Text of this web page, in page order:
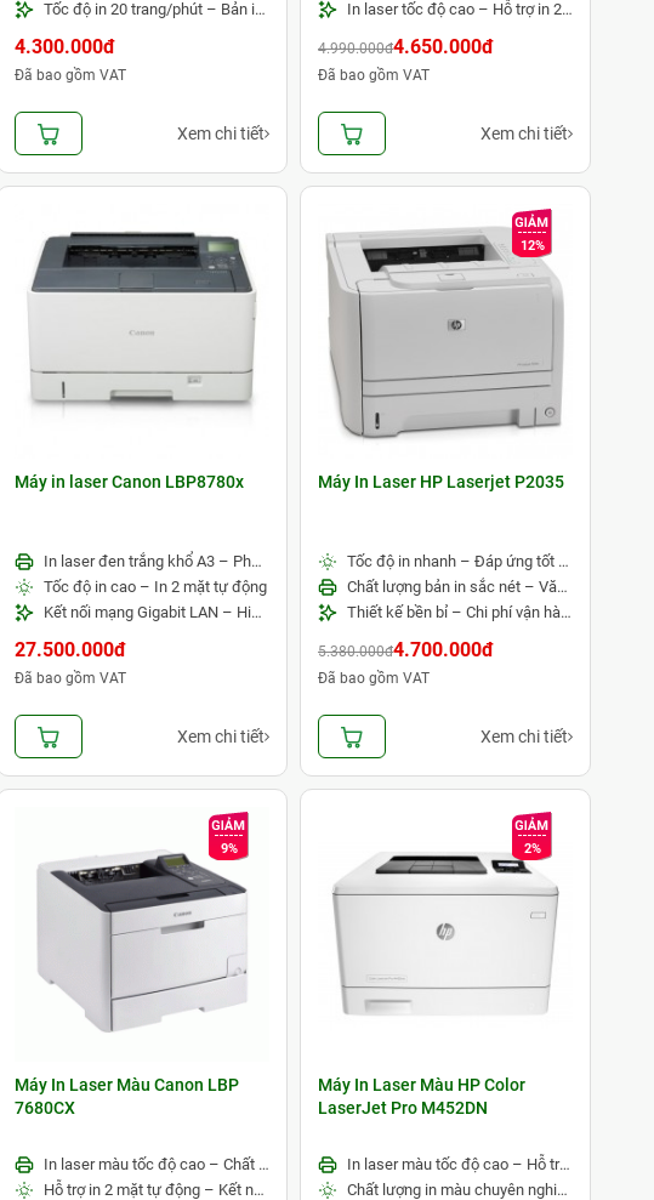
Tốc độ in 20 trang/phút – Bản in sắc nét
4.300.000đ
Đã bao gồm VAT
Xem chi tiết
In laser tốc độ cao – Hỗ trợ in 2 mặt tự động
4.990.000đ4.650.000đ
Đã bao gồm VAT
Xem chi tiết
Máy in laser Canon LBP8780x
In laser đen trắng khổ A3 – Phù hợp doanh nghiệp và kỹ thuật
Tốc độ in cao – In 2 mặt tự động
Kết nối mạng Gigabit LAN – Hiệu suất mạnh mẽ, mở rộng linh hoạt
27.500.000đ
Đã bao gồm VAT
Xem chi tiết
12%
Máy In Laser HP Laserjet P2035
Tốc độ in nhanh – Đáp ứng tốt nhu cầu văn phòng
Chất lượng bản in sắc nét – Văn bản rõ ràng
Thiết kế bền bỉ – Chi phí vận hành tiết kiệm
5.380.000đ4.700.000đ
Đã bao gồm VAT
Xem chi tiết
9%
Máy In Laser Màu Canon LBP
7680CX
In laser màu tốc độ cao – Chất lượng bản in chuyên nghiệp
Hỗ trợ in 2 mặt tự động – Kết nối mạng Gigabit LAN
2%
Máy In Laser Màu HP Color
LaserJet Pro M452DN
In laser màu tốc độ cao – Hỗ trợ in 2 mặt tự động
Chất lượng in màu chuyên nghiệp – Hình ảnh sắc nét